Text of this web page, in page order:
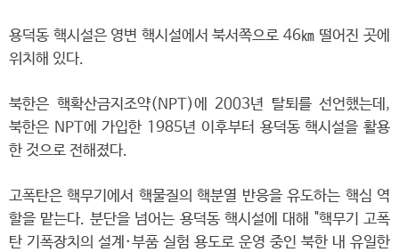
용덕동 핵시설은 영변 핵시설에서 북서쪽으로 46㎞ 떨어진 곳에
위치해 있다.
북한은 핵확산금지조약(NPT)에 2003년 탈퇴를 선언했는데,
북한은 NPT에 가입한 1985년 이후부터 용덕동 핵시설을 활용
한 것으로 전해졌다.
고폭탄은 핵무기에서 핵물질의 핵분열 반응을 유도하는 핵심 역
할을 맡는다. 분단을 넘어는 용덕동 핵시설에 대해 "핵무기 고폭
탄 기폭장치의 설계·부품 실험 용도로 운영 중인 북한 내 유일한